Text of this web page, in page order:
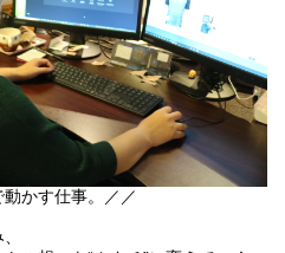
を束ね、
で導いてください。
要件整理
管理
た経営目線でのプロジェクト推
かす仕事。／／